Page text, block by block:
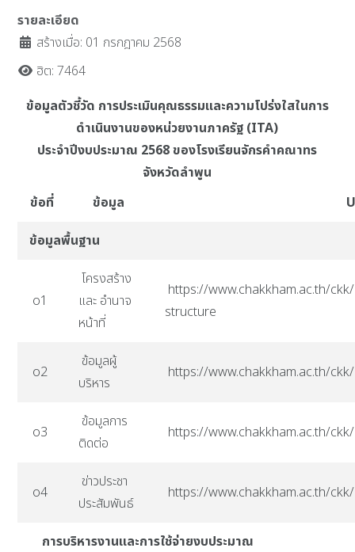
รายละเอียด
สร้างเมื่อ: 01 กรกฎาคม 2568
ฮิต: 7464
ข้อมูลตัวชี้วัด การประเมินคุณธรรมและความโปร่งใสในการ
ดำเนินงานของหน่วยงานภาครัฐ (ITA)
ประจำปีงบประมาณ 2568 ของโรงเรียนจักรคำคณาทร
จังหวัดลำพูน
ข้อที่
ข้อมูล
ข้อมูลพื้นฐาน
o1
โครงสร้าง
และ อำนาจ
หน้าที่
https://www.chakkham.ac.th/
structure
o2
ข้อมูลผู้
บริหาร
https://www.chakkham.ac.th/
o3
ข้อมูลการ
ติดต่อ
https://www.chakkham.ac.th/
o4
ข่าวประชา
ประสัมพันธ์
https://www.chakkham.ac.th/
การบริหารงานและการใช้จ่ายงบประมาณ